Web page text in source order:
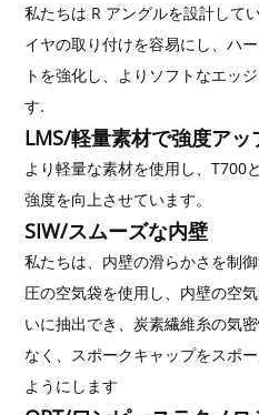
私たちは R アングルを設計して
イヤの取り付けを容易にし、ハ
トを強化し、よりソフトなエッ
す.
LMS/軽量素材で強度アッ
より軽量な素材を使用し、T700
強度を向上させています。
SIW/スムーズな内壁
私たちは、内壁の滑らかさを制
圧の空気袋を使用し、内壁の空
いに抽出でき、炭素繊維糸の気
なく、スポークキャップをスポ
ようにします